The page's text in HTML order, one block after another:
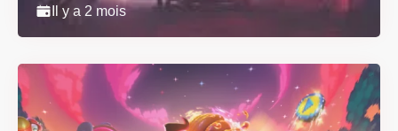
Il y a 2 mois